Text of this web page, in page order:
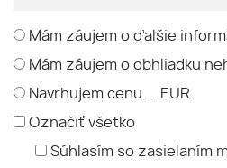
Mám záujem o ďalšie
Mám záujem o obhliadku
Navrhujem cenu ... EUR.
Označiť všetko
Súhlasím so zasielaním